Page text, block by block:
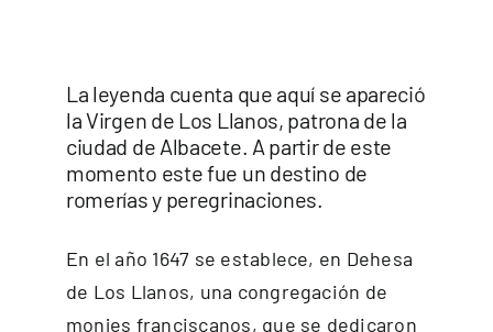
La leyenda cuenta que aquí se apareció
la Virgen de Los Llanos, patrona de la
ciudad de Albacete. A partir de este
momento este fue un destino de
romerías y peregrinaciones.
En el año 1647 se establece, en Dehesa
de Los Llanos, una congregación de
monjes franciscanos, que se dedicaron